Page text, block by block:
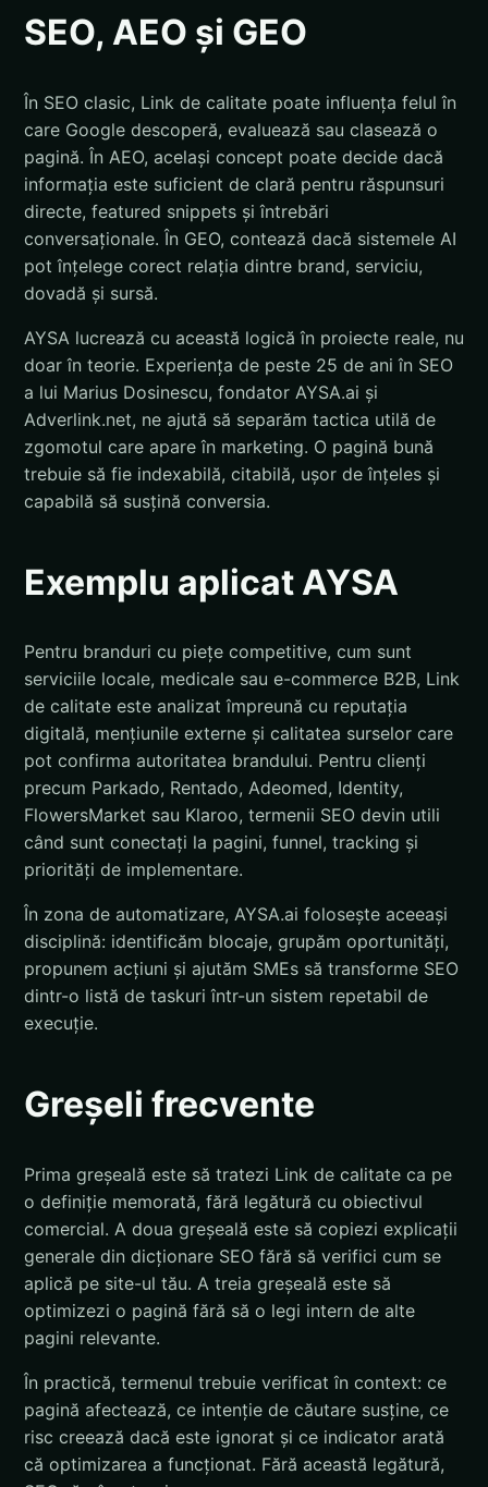
SEO, AEO și GEO
În SEO clasic, Link de calitate poate influența felul în
care Google descoperă, evaluează sau clasează o
pagină. În AEO, același concept poate decide dacă
informația este suficient de clară pentru răspunsuri
directe, featured snippets și întrebări
conversaționale. În GEO, contează dacă sistemele AI
pot înțelege corect relația dintre brand, serviciu,
dovadă și sursă.
AYSA lucrează cu această logică în proiecte reale, nu
doar în teorie. Experiența de peste 25 de ani în SEO
a lui Marius Dosinescu, fondator AYSA.ai și
Adverlink.net, ne ajută să separăm tactica utilă de
zgomotul care apare în marketing. O pagină bună
trebuie să fie indexabilă, citabilă, ușor de înțeles și
capabilă să susțină conversia.
Exemplu aplicat AYSA
Pentru branduri cu piețe competitive, cum sunt
serviciile locale, medicale sau e-commerce B2B, Link
de calitate este analizat împreună cu reputația
digitală, mențiunile externe și calitatea surselor care
pot confirma autoritatea brandului. Pentru clienți
precum Parkado, Rentado, Adeomed, Identity,
FlowersMarket sau Klaroo, termenii SEO devin utili
când sunt conectați la pagini, funnel, tracking și
priorități de implementare.
În zona de automatizare, AYSA.ai folosește aceeași
disciplină: identificăm blocaje, grupăm oportunități,
propunem acțiuni și ajutăm SMEs să transforme SEO
dintr-o listă de taskuri într-un sistem repetabil de
execuție.
Greșeli frecvente
Prima greșeală este să tratezi Link de calitate ca pe
o definiție memorată, fără legătură cu obiectivul
comercial. A doua greșeală este să copiezi explicații
generale din dicționare SEO fără să verifici cum se
aplică pe site-ul tău. A treia greșeală este să
optimizezi o pagină fără să o legi intern de alte
pagini relevante.
În practică, termenul trebuie verificat în context: ce
pagină afectează, ce intenție de căutare susține, ce
risc creează dacă este ignorat și ce indicator arată
că optimizarea a funcționat. Fără această legătură,